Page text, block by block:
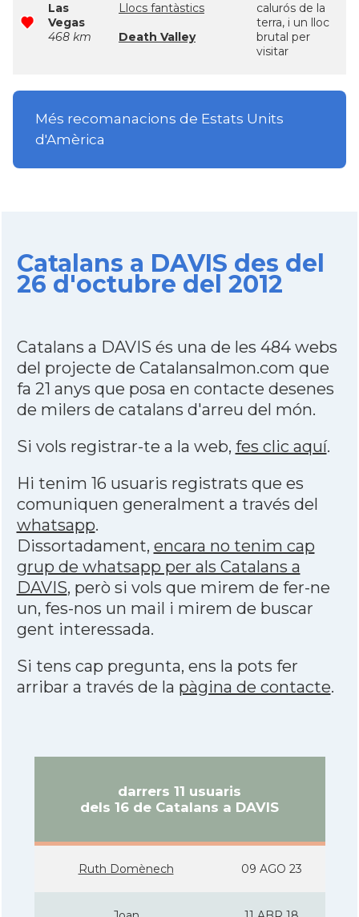
Las
Vegas
468 km
Llocs fantàstics
Death Valley
calurós de la
terra, i un lloc
brutal per
visitar
Més recomanacions de Estats Units
d'Amèrica
Catalans a DAVIS des del
26 d'octubre del 2012
Catalans a DAVIS és una de les 484 webs
del projecte de Catalansalmon.com que
fa 21 anys que posa en contacte desenes
de milers de catalans d'arreu del món.
Si vols registrar-te a la web, fes clic aquí.
Hi tenim 16 usuaris registrats que es
comuniquen generalment a través del
whatsapp.
Dissortadament, encara no tenim cap
grup de whatsapp per als Catalans a
DAVIS, però si vols que mirem de fer-ne
un, fes-nos un mail i mirem de buscar
gent interessada.
Si tens cap pregunta, ens la pots fer
arribar a través de la pàgina de contacte.
darrers 11 usuaris
dels 16 de Catalans a DAVIS
Ruth Domènech 09 AGO 23